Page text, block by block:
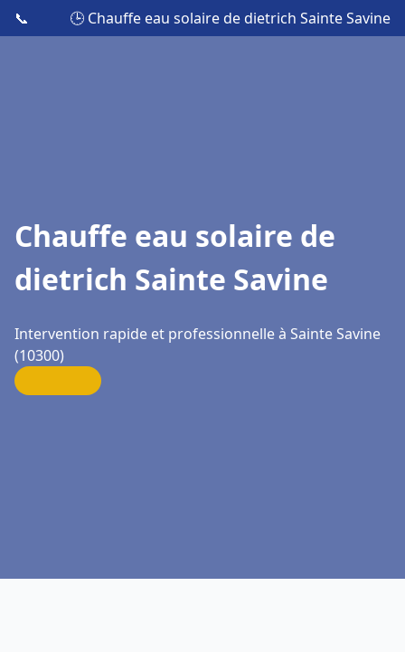
📞 🕒 Chauffe eau solaire de dietrich Sainte Savine
Chauffe eau solaire de
dietrich Sainte Savine
Intervention rapide et professionnelle à Sainte Savine
(10300)